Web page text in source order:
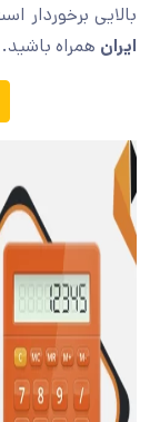
بالایی برخوردار
ایران همراه باشید.